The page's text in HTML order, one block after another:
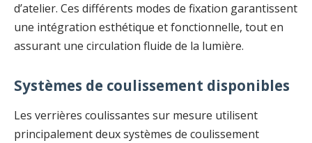
d’atelier. Ces différents modes de fixation garantissent
une intégration esthétique et fonctionnelle, tout en
assurant une circulation fluide de la lumière.
Systèmes de coulissement disponibles
Les verrières coulissantes sur mesure utilisent
principalement deux systèmes de coulissement